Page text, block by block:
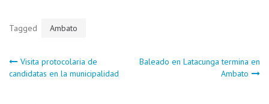
Tagged Ambato
Navegación
Visita protocolaria de
candidatas en la municipalidad
Baleado en Latacunga termina en
Ambato